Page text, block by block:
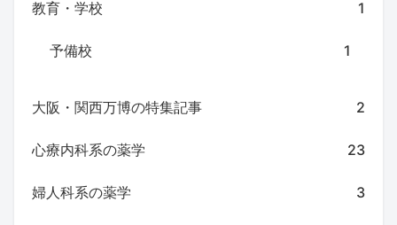
教育・学校 1
予備校 1
大阪・関西万博の特集記事 2
心療内科系の薬学 23
婦人科系の薬学 3